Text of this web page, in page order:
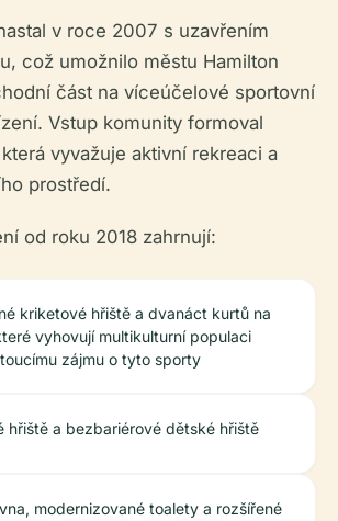
v roce 2007 s uzavřením
což umožnilo městu Hamilton
část na víceúčelové sportovní
Vstup komunity formoval
vyvažuje aktivní rekreaci a
prostředí.
od roku 2018 zahrnují:
kriketové hřiště a dvanáct kurtů na
vyhovují multikulturní populaci
zájmu o tyto sporty
hřiště a bezbariérové dětské hřiště
modernizované toalety a rozšířené